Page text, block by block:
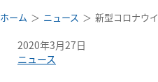
ホーム ニュース 新型コロナウ
2020年3月27日
ニュース